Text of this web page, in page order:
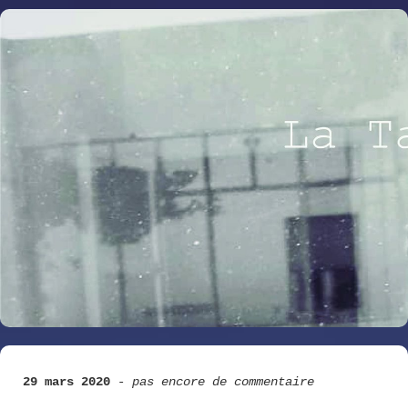
29 mars 2020 - pas encore de commentaire